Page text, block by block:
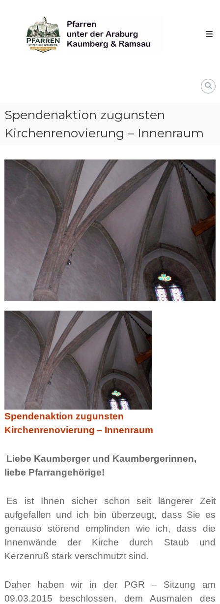
content
unter
derAraburg
Kaumberg
Spendenaktion zugunsten
Kirchenrenovierung – Innenraum
Spendenaktion zugunsten
Kirchenrenovierung – Innenraum
Liebe Kaumberger und Kaumbergerinnen,
liebe Pfarrangehörige!
Es ist Ihnen sicher schon seit längerer Zeit
aufgefallen und ich bin überzeugt, dass Sie es
genauso störend empfinden wie ich, dass die
Innenwände der Kirche durch Staub und
Kerzenruß stark verschmutzt sind.
Daher haben wir in der PGR – Sitzung am
09.03.2015 beschlossen, dem Ausmalen des